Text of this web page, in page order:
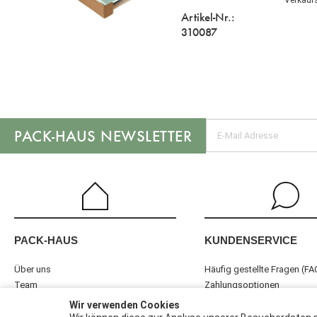
Artikel-Nr.:
310087
NEWSLETTER
PACK-HAUS
Über uns
Team
KUNDENSERVICE
Häufig gestellte Fragen
Zahlungsoptionen
Wir verwenden Cookies